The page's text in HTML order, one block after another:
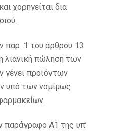
χορηγείται δια
παρ. 1 του άρθρου 13
λιανική πώληση των
γένει προϊόντων
υπό των νομίμως
παράγραφο Α1 της υπ’